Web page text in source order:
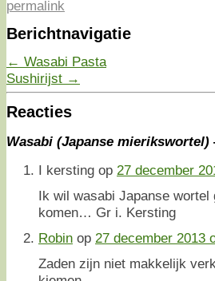
permalink
Berichtnavigatie
← Wasabi Pasta
Sushirijst →
Reacties
Wasabi (Japanse mierikswortel)
I kersting op 27 december
Ik wil wasabi Japanse
komen… Gr i. Kersting
Robin op 27 december 2013
Zaden zijn niet makkelijk